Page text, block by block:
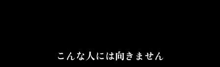
こんな人には向きません